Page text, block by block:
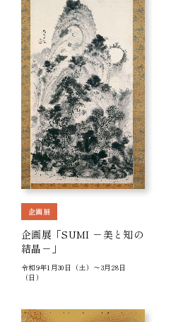
企画展
企画展「SUMI －美と知の
結晶－」
令和9年1月30日（土）～3月28日
（日）